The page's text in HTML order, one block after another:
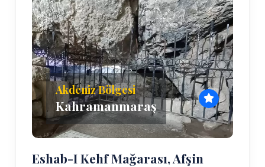
Akdeniz Bölgesi
Kahramanmaraş
Eshab-I Kehf Mağarası, Afşin